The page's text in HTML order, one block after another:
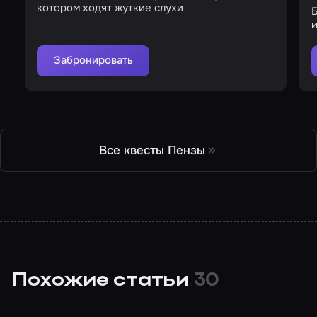
котором ходят жуткие слухи
Забронировать
Все квесты Пензы
Похожие статьи 30